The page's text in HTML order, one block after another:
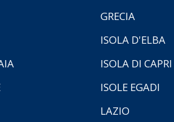
GRECIA
ISOLA D'ELBA
ISOLA DI CAPRI
ISOLE EGADI
LAZIO